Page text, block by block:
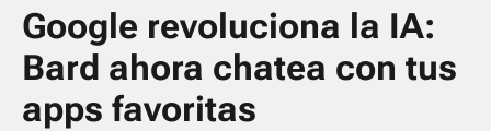
Google revoluciona la IA:
Bard ahora chatea con tus
apps favoritas